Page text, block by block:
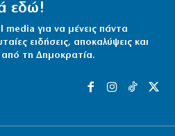
εδώ!
για να μένεις πάντα
ειδήσεις, αποκαλύψεις και
από τη Δημοκρατία.